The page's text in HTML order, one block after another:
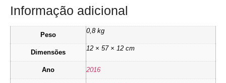
Informação adicional
Peso
0,8 kg
Dimensões
12 × 57 × 12 cm
Ano 2016